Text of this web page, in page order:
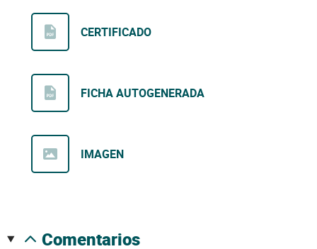
CERTIFICADO
FICHA AUTOGENERADA
IMAGEN
comentarios